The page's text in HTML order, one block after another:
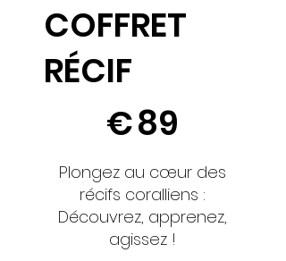
COFFRET
RÉCIF
€89
Plongez au cœur des
récifs coralliens :
Découvrez, apprenez,
agissez !